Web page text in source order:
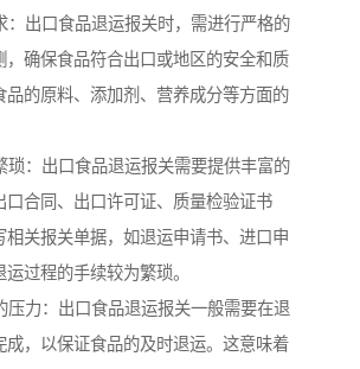
：出口食品退运报关时，需进行严格的
，确保食品符合出口或地区的安全和质
品的原料、添加剂、营养成分等方面的
琐：出口食品退运报关需要提供丰富的
口合同、出口许可证、质量检验证书
相关报关单据，如退运申请书、进口申
过程的手续较为繁琐。
压力：出口食品退运报关一般需要在退
成，以保证食品的及时退运。这意味着